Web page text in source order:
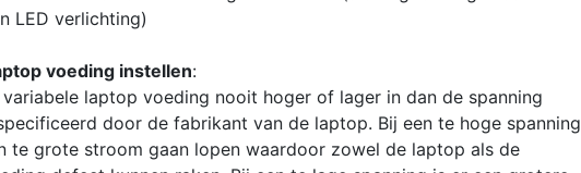
LED verlichting)
voeding instellen:
laptop voeding nooit hoger of lager in dan de spanning
door de fabrikant van de laptop. Bij een te hoge spanning
te grote stroom gaan lopen waardoor zowel de laptop als de